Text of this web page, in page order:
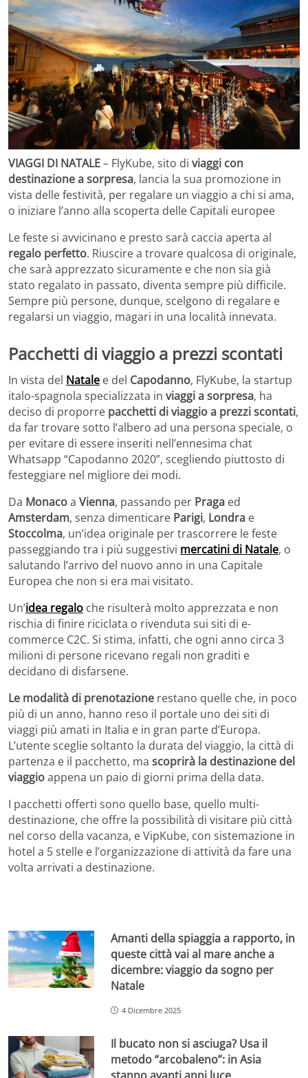
VIAGGI DI NATALE– FlyKube, sito di viaggi con
destinazione a sorpresa, lancia la sua promozione in
vista delle festività, per regalare un viaggio a chi si ama,
o iniziare l’anno alla scoperta delle Capitali europee
Le feste si avvicinano e presto sarà caccia aperta al
regalo perfetto. Riuscire a trovare qualcosa di originale,
che sarà apprezzato sicuramente e che non sia già
stato regalato in passato, diventa sempre più difficile.
Sempre più persone, dunque, scelgono di regalare e
regalarsi un viaggio, magari in una località innevata.
Pacchetti di viaggio a prezzi scontati
In vista del Natale e del Capodanno, FlyKube, la startup
italo-spagnola specializzata in viaggi a sorpresa, ha
deciso di proporre pacchetti di viaggio a prezzi scontati,
da far trovare sotto l’albero ad una persona speciale, o
per evitare di essere inseriti nell’ennesima chat
Whatsapp “Capodanno 2020”, scegliendo piuttosto di
festeggiare nel migliore dei modi.
Da Monacoa Vienna, passando per Praga ed
Amsterdam, senza dimenticare Parigi, Londra e
Stoccolma, un’idea originale per trascorrere le feste
passeggiando tra i più suggestivi mercatini di Natale, o
salutando l’arrivo del nuovo anno in una Capitale
Europea che non si era mai visitato.
Un’idea regalo che risulterà molto apprezzata e non
rischia di finire riciclata o rivenduta sui siti di e-
commerce C2C. Si stima, infatti, che ogni anno circa 3
milioni di persone ricevano regali non graditi e
decidano di disfarsene.
Le modalità di prenotazione restano quelle che, in poco
più di un anno, hanno reso il portale uno dei siti di
viaggi più amati in Italia e in gran parte d’Europa.
L’utente sceglie soltanto la durata del viaggio, la città di
partenza e il pacchetto, ma scoprirà la destinazione del
viaggioappena un paio di giorni prima della data.
I pacchetti offerti sono quello base, quello multi-
destinazione, che offre la possibilità di visitare più città
nel corso della vacanza, e VipKube, con sistemazione in
hotel a 5 stelle e l’organizzazione di attività da fare una
volta arrivati a destinazione.
Amanti della spiaggia a rapporto, in
queste città vai al mare anche a
dicembre: viaggio da sogno per
Natale
4 Dicembre 2025
Il bucato non si asciuga? Usa il
metodo “arcobaleno”: in Asia
stanno avanti anni luce